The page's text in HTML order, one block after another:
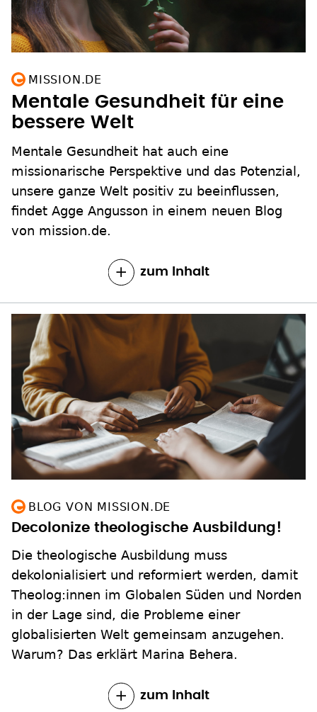
MISSION.DE
Mentale Gesundheit für eine
bessere Welt
Mentale Gesundheit hat auch eine
missionarische Perspektive und das Potenzial,
unsere ganze Welt positiv zu beeinflussen,
findet Agge Angusson in einem neuen Blog
von mission.de.
zum Inhalt
BLOG VON MISSION.DE
Decolonize theologische Ausbildung!
Die theologische Ausbildung muss
dekolonialisiert und reformiert werden, damit
Theolog:innen im Globalen Süden und Norden
in der Lage sind, die Probleme einer
globalisierten Welt gemeinsam anzugehen.
Warum? Das erklärt Marina Behera.
zum Inhalt